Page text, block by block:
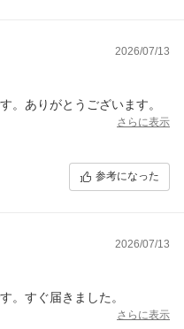
2026/07/13
。ありがとうございます。
さらに表示
参考になった
2026/07/13
。すぐ届きました。
さらに表示